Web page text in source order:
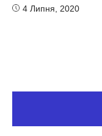
4 Липня, 2020